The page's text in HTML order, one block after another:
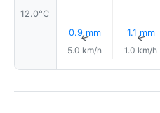
12.0°C
0.9 mm
↑
5.0 km/h
1.1 mm
↑
1.0 km/h